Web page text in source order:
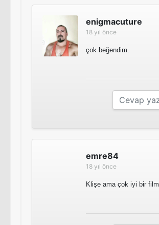
enigmacuture
18 yıl önce
çok beğendim.
emre84
18 yıl önce
Klişe ama çok iyi bir film